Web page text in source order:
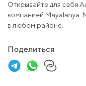
Открывайте для себя
компанией
в любом районе.
Поделиться